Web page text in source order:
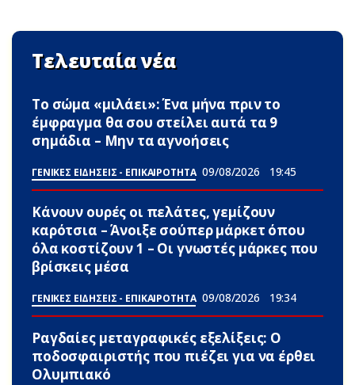
Τελευταία νέα
Το σώμα «μιλάει»: Ένα μήνα πριν το
έμφραγμα θα σου στείλει αuτά τα 9
σημάδια – Μην τα αγνοήσεις
ΓΕΝΙΚΕΣ ΕΙΔΗΣΕΙΣ - ΕΠΙΚΑΙΡΟΤΗΤΑ 09/08/2026 19:45
Κάνουν ουρές οι πελάτες, γεμίζουν
καρότσια – Άνοιξε σούπερ μάρκετ όπου
όλα κοστίζουν 1 – Οι γνωστές μάρκες που
βρίσκεις μέσα
ΓΕΝΙΚΕΣ ΕΙΔΗΣΕΙΣ - ΕΠΙΚΑΙΡΟΤΗΤΑ 09/08/2026 19:34
Ραγδαίες μεταγραφικές εξελίξεις: Ο
ποδοσφαιριστής που πιέζει για να έρθει
Ολυμπιακό